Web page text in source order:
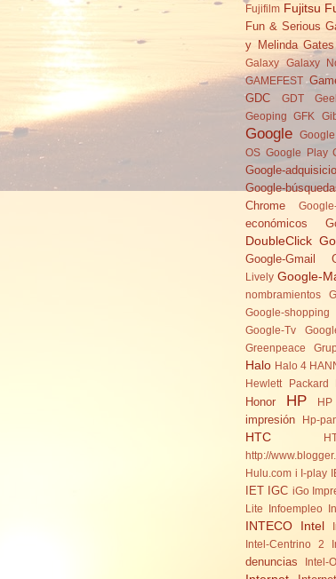
Fujifilm Fujitsu
Fun & Serious
y Melinda Gates
Galaxy Galaxy
GAMEFEST
GDC GDT
Geoping
GFK
Google
OS Google Play
Google-
Google-
Chrome
económicos
DoubleClick
Google-Gmail
Lively Google-
nombramientos
Google-shopping
Google-Tv
Greenpeace
Halo Halo 4
Hewlett Packard
Honor HP
impresión
Hp-
HTC
http://
Hulu.com i I-play
IET IGC iGo
Lite
Infoempleo
INTECO Intel
Intel-Centrino 2
denuncias
Intel-